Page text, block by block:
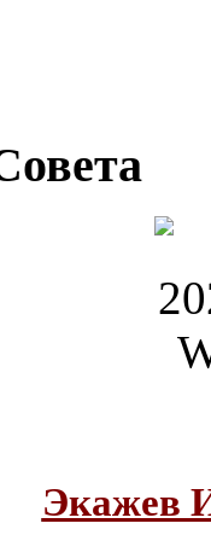
Экажев